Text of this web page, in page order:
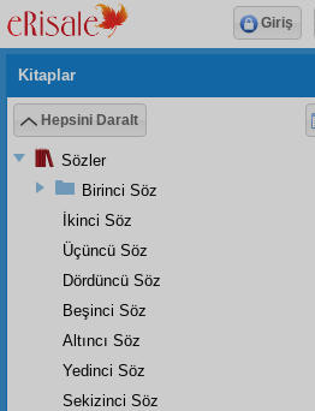
Kitaplar
Hepsini Daralt
Sözler
Birinci Söz
İkinci Söz
Üçüncü Söz
Dördüncü Söz
Beşinci Söz
Altıncı Söz
Yedinci Söz
Sekizinci Söz
Giriş